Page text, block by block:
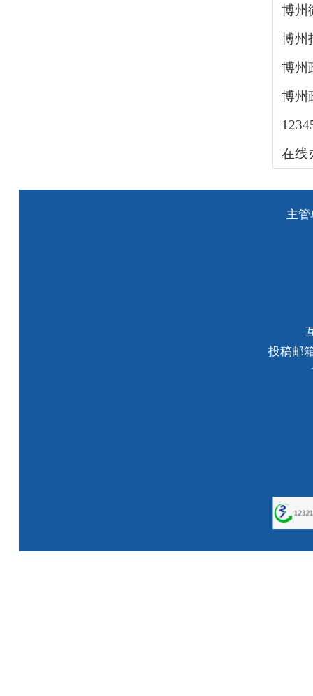
博州
博州
博州
博州
在线
主
投稿邮